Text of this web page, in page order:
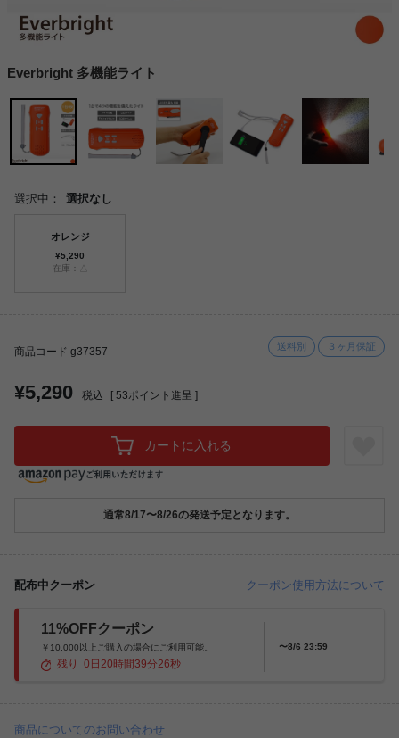
Everbright 多機能ライト
選択中： 選択なし
オレンジ
¥5,290
在庫：△
商品コード g37357 送料別 ３ヶ月保証
¥5,290 税込 [ 53ポイント進呈 ]
カートに入れる
通常8/17〜8/26の発送予定となります。
配布中クーポン クーポン使用方法について
11%OFFクーポン
￥10,000以上ご購入の場合にご利用可能。
残り 0 日 20 時間39分25秒
〜8/6 23:59
商品についてのお問い合わせ